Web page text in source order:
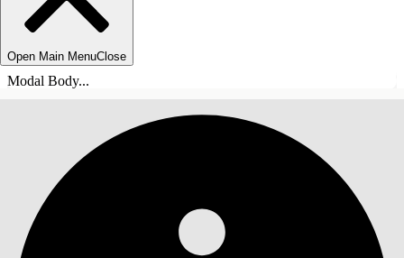
Open Main MenuClose
Modal Body...